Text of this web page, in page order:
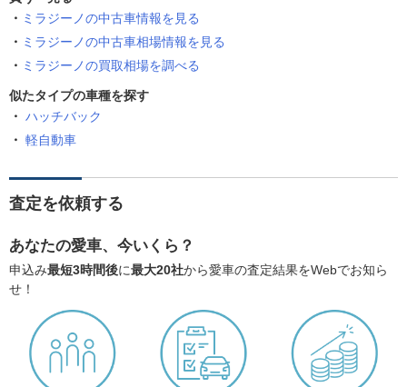
ミラジーノの中古車情報を見る
ミラジーノの中古車相場情報を見る
ミラジーノの買取相場を調べる
似たタイプの車種を探す
ハッチバック
軽自動車
査定を依頼する
あなたの愛車、今いくら？
申込み最短3時間後に最大20社から愛車の査定結果をWebでお知ら
せ！